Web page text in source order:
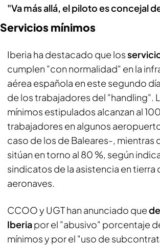
"Va más allá, el piloto es concejal
Servicios mínimos
Iberia ha destacado que los
cumplen "con normalidad" en la
aérea española en este segundo
de los trabajadores del "handling".
mínimos estipulados alcanzan al
trabajadores en algunos
caso de los de Baleares-, mientras
sitúan en torno al 80 %, según
sindicatos de la asistencia en tierra
aeronaves.
CCOO y UGT han anunciado que
Iberiapor el "abusivo" porcentaje
mínimos y por el "uso de